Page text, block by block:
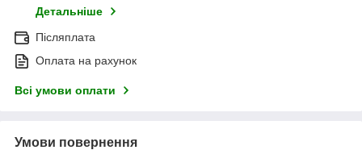
Детальніше
Післяплата
Оплата на рахунок
Всі умови оплати
Умови повернення